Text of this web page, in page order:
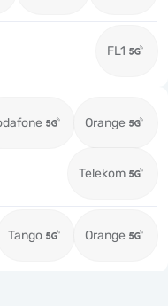
FL1
Orange
Telekom
Tango Orange